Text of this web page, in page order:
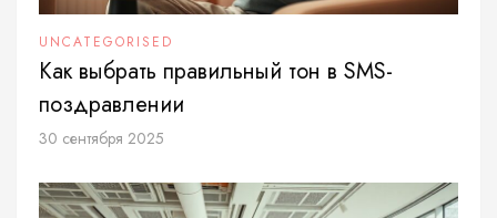
UNCATEGORISED
Как выбрать правильный тон в SMS-
поздравлении
30 сентября 2025